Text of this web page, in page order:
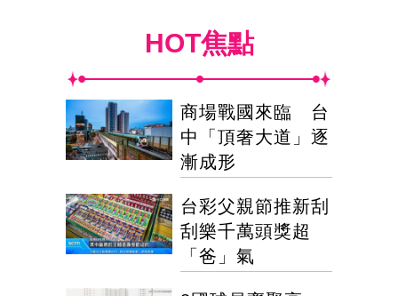
HOT焦點
商場戰國來臨 台
中「頂奢大道」逐
漸成形
台彩父親節推新刮
刮樂千萬頭獎超
「爸」氣